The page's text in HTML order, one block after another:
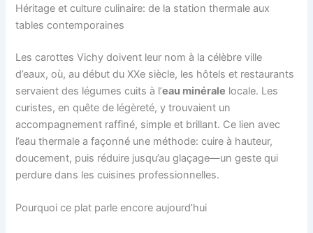
Héritage et culture culinaire: de la station thermale aux
tables contemporaines
Les carottes Vichy doivent leur nom à la célèbre ville
d’eaux, où, au début du XXe siècle, les hôtels et restaurants
servaient des légumes cuits à l’eau minérale locale. Les
curistes, en quête de légèreté, y trouvaient un
accompagnement raffiné, simple et brillant. Ce lien avec
l’eau thermale a façonné une méthode: cuire à hauteur,
doucement, puis réduire jusqu’au glaçage—un geste qui
perdure dans les cuisines professionnelles.
Pourquoi ce plat parle encore aujourd’hui